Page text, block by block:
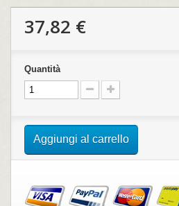
37,82 €
Quantità
Aggiungi al carrello